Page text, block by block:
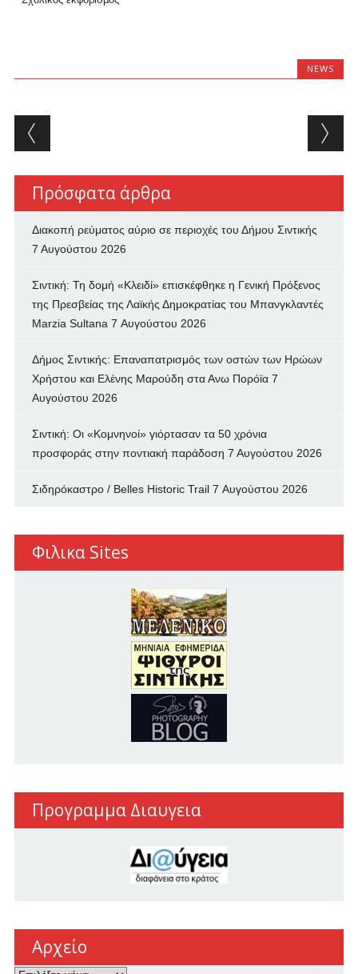
NEWS
Post navigation
Πρόσφατα άρθρα
Διακοπή ρεύματος αύριο σε περιοχές του Δήμου Σιντικής
7 Αυγούστου 2026
Σιντική: Τη δομή «Κλειδί» επισκέφθηκε η Γενική Πρόξενος
της Πρεσβείας της Λαϊκής Δημοκρατίας του Μπανγκλαντές
Marzia Sultana 7 Αυγούστου 2026
Δήμος Σιντικής: Επαναπατρισμός των oστών των Ηρώων
Χρήστου και Ελένης Μαρούδη στα Ανω Πορόϊα 7
Αυγούστου 2026
Σιντική: Οι «Κομνηνοί» γιόρτασαν τα 50 χρόνια
προσφοράς στην ποντιακή παράδοση 7 Αυγούστου 2026
Σιδηρόκαστρο / Belles Historic Trail 7 Αυγούστου 2026
Φιλικα Sites
Προγραμμα Διαυγεια
Αρχείο